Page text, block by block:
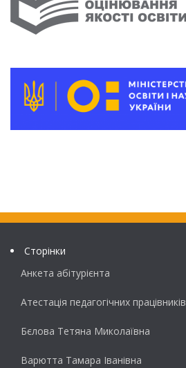
Сторінки
Анкета абітурієнта
Атестація педагогічних працівників
Бєлова Тетяна Миколаївна
Варютта Тамара Іванівна